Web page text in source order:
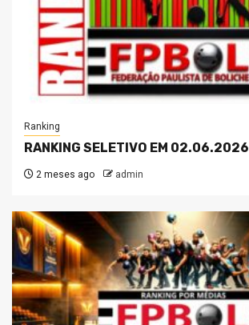
Ranking
RANKING SELETIVO EM 02.06.2026
2 meses ago admin